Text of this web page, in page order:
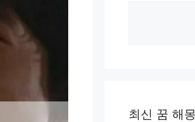
최신 꿈 해몽